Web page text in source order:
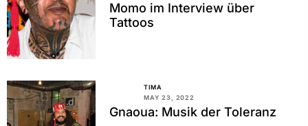
Momo im Interview über
Tattoos
TIMA
MAY 23, 2022
Gnaoua: Musik der Toleranz